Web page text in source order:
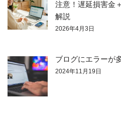
注意！遅延損害金
解説
2026年4月3日
ブログにエラーが
2024年11月19日